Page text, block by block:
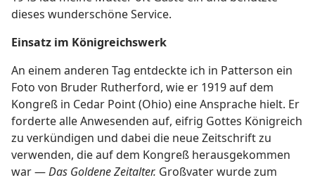
dieses wunderschöne Service.
Einsatz im Königreichswerk
An einem anderen Tag entdeckte ich in Patterson ein
Foto von Bruder Rutherford, wie er 1919 auf dem
Kongreß in Cedar Point (Ohio) eine Ansprache hielt. Er
forderte alle Anwesenden auf, eifrig Gottes Königreich
zu verkündigen und dabei die neue Zeitschrift zu
verwenden, die auf dem Kongreß herausgekommen
war —Das Goldene Zeitalter. Großvater wurde zum